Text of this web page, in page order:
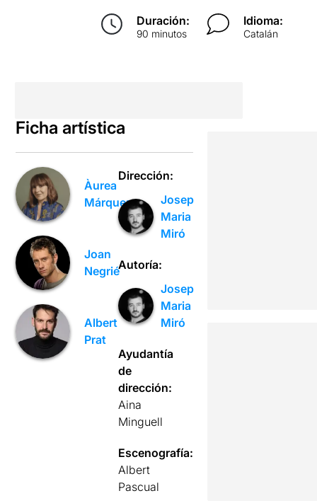
Duración:
90 minutos
Idioma:
Catalán
Ficha artística
Àurea
Márquez
Joan
Negrié
Albert
Prat
Dirección:
Josep
Maria
Miró
Autoría:
Josep
Maria
Miró
Ayudantía
de
dirección:
Aina
Minguell
Escenografía:
Albert
Pascual